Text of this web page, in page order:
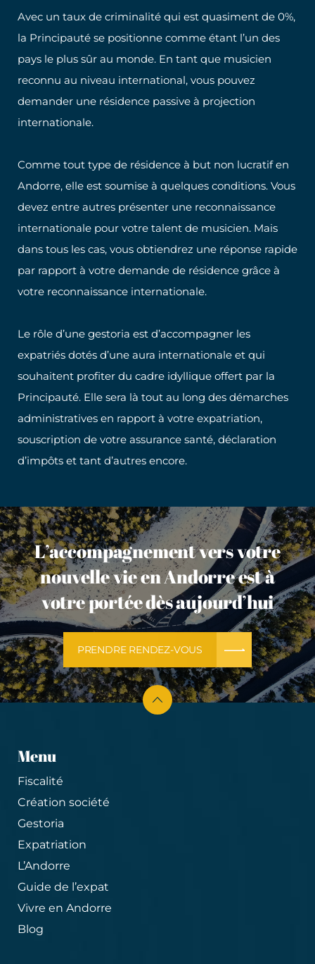
Avec un taux de criminalité qui est quasiment de 0%,
la Principauté se positionne comme étant l’un des
pays le plus sûr au monde. En tant que musicien
reconnu au niveau international, vous pouvez
demander une résidence passive à projection
internationale.
Comme tout type de résidence à but non lucratif en
Andorre, elle est soumise à quelques conditions. Vous
devez entre autres présenter une reconnaissance
internationale pour votre talent de musicien. Mais
dans tous les cas, vous obtiendrez une réponse rapide
par rapport à votre demande de résidence grâce à
votre reconnaissance internationale.
Le rôle d’une gestoria est d’accompagner les
expatriés dotés d’une aura internationale et qui
souhaitent profiter du cadre idyllique offert par la
Principauté. Elle sera là tout au long des démarches
administratives en rapport à votre expatriation,
souscription de votre assurance santé, déclaration
d’impôts et tant d’autres encore.
L’accompagnement vers votre
nouvelle vie en Andorre est à
votre portée dès aujourd’hui
PRENDRE RENDEZ-VOUS
Menu
Fiscalité
Création société
Gestoria
Expatriation
L’Andorre
Guide de l’expat
Vivre en Andorre
Blog